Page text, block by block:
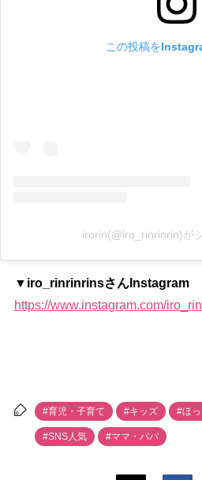
この投稿を
irorin(@iro_rinrinrin)が
▼iro_rinrinrinsさんInstagram
https://www.instagram.com/
#育児・子育て #キッズ #ほっ
#SNS人気 #ママ・パパ